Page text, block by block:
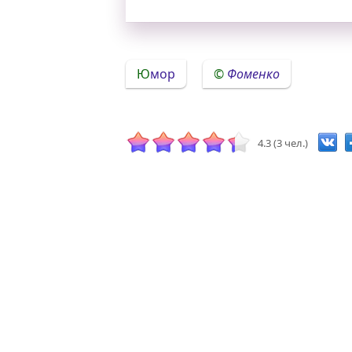
Юмор Фоменко
4.3 (3 чел.)